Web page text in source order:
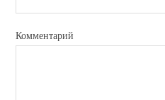
Комментарий